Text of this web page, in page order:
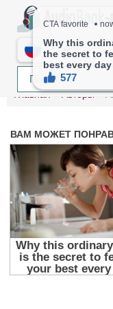
RU
Главная Авторы